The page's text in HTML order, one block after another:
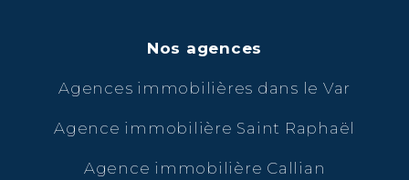
Nos agences
Agences immobilières dans le Var
Agence immobilière Saint Raphaël
Agence immobilière Callian